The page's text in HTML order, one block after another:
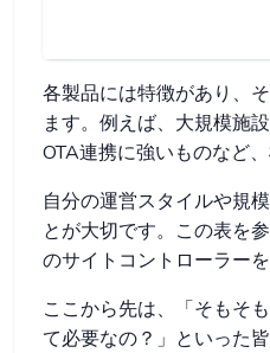
各製品には特徴があり、
ます。例えば、大規模施
OTA連携に強いものなど、
自分の運営スタイルや規
とが大切です。この表を
のサイトコントローラー
ここから先は、「そもそ
て必要なの？」といった